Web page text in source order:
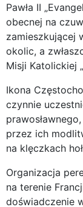
Pawła II
obecnej na
zamieszkującej
okolic, a
Misji Katolickiej
Ikona
czynnie
przez ich
na klęczkach
Organizacja
na terenie
doświadczenie